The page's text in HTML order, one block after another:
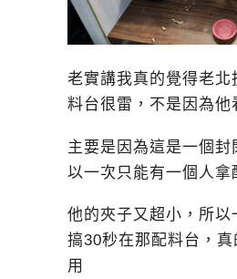
老實講我真的覺得老北
料台很雷，不是因為他
主要是因為這是一個封
以一次只能有一個人拿
他的夾子又超小，所以
搞30秒在那配料台，
用